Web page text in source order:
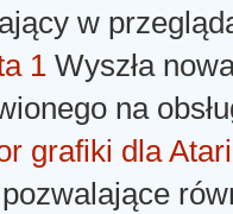
w
1 Wyszła
na
grafiki dla Atari